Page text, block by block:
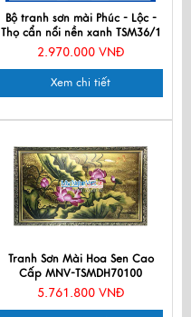
Bộ tranh sơn mài Phúc - Lộc -
Thọ cẩn nổi nền xanh TSM36/1
2.970.000 VNĐ
Xem chi tiết
Tranh Sơn Mài Hoa Sen Cao
Cấp MNV-TSMDH70100
5.761.800 VNĐ